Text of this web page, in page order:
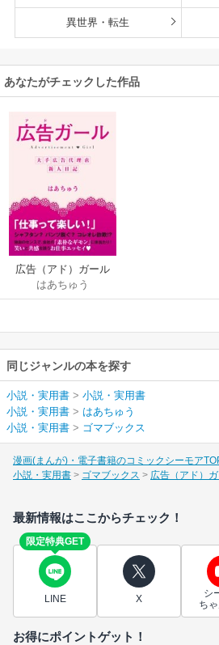
異世界・転生
あなたがチェックした作品
広告（アド）ガール
はあちゅう
同じジャンルの本を探す
小説・実用書 > 小説・実用書
小説・実用書 > はあちゅう
小説・実用書 > ゴマブックス
漫画(まんが)・電子書籍のコミックシーモア
小説・実用書
ゴマブックス 広告（アド）
最新情報はここからチェック！
限定特典GET
LINE X
シ
ち
お得にポイントゲット！